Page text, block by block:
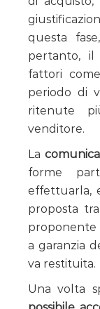
questa
pertanto,
fattori
periodo di
ritenute
venditore.
La
forme
effettuarla,
proposta
proponente
a garanzia
va restituita.
Una volta